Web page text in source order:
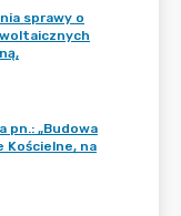
sprawy o
pn.: „Budowa
na